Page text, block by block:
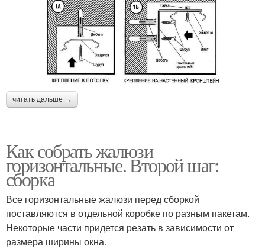
читать дальше →
Как собрать жалюзи
горизонтальные. Второй шаг:
сборка
Все горизонтальные жалюзи перед сборкой
поставляются в отдельной коробке по разным пакетам.
Некоторые части придется резать в зависимости от
размера ширины окна.